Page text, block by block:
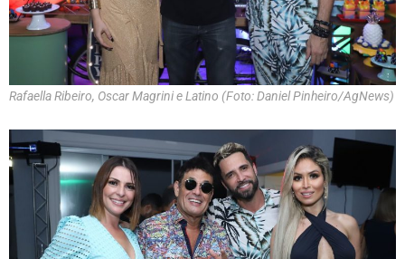
Rafaella Ribeiro, Oscar Magrini e Latino (Foto: Daniel Pinheiro/AgNews)